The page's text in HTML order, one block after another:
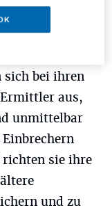
sich bei ihren
aus,
unmittelbar
richten sie ihre
und zu